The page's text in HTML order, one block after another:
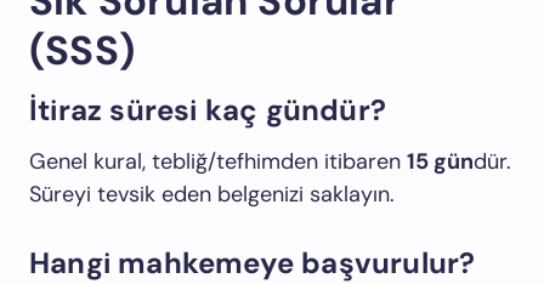
(SSS)
İtiraz süresi kaç gündür?
Genel kural, tebliğ/tefhimden itibaren 15 gündür.
Süreyi tevsik eden belgenizi saklayın.
Hangi mahkemeye başvurulur?